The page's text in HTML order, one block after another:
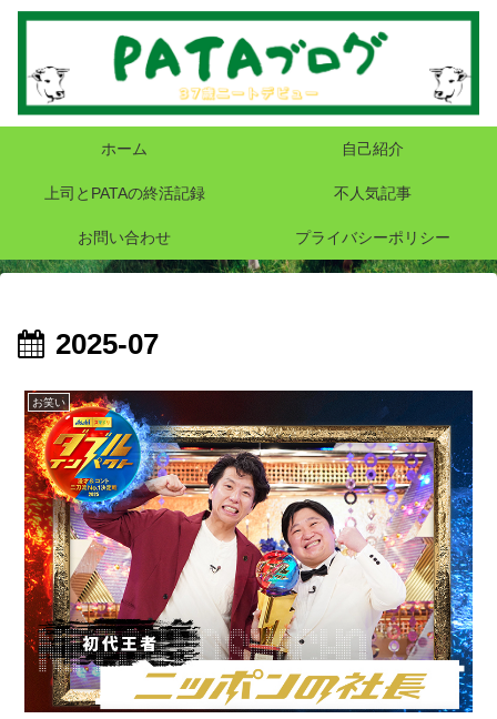
ホーム 自己紹介
上司とPATAの終活記録 不人気記事
お問い合わせ プライバシーポリシー
2025-07
お笑い